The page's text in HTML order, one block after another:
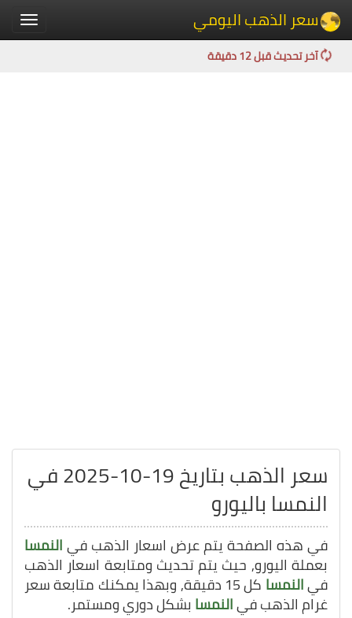
Toggle سعر الذهب اليومي
آخر تحديث قبل 12 دقيقة
سعر الذهب بتاريخ 19-10-2025 في
النمسا باليورو
في هذه الصفحة يتم عرض اسعار الذهب فيالنمسا
بعملة اليورو, حيث يتم تحديث ومتابعة اسعار الذهب
فيالنمسا كل 15 دقيقة, وبهذا يمكنك متابعة سعر
غرام الذهب فيالنمسا بشكل دوري ومستمر.